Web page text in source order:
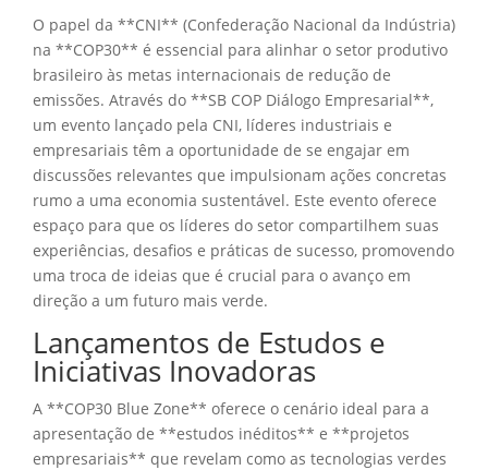
O papel da **CNI** (Confederação Nacional da Indústria)
na **COP30** é essencial para alinhar o setor produtivo
brasileiro às metas internacionais de redução de
emissões. Através do **SB COP Diálogo Empresarial**,
um evento lançado pela CNI, líderes industriais e
empresariais têm a oportunidade de se engajar em
discussões relevantes que impulsionam ações concretas
rumo a uma economia sustentável. Este evento oferece
espaço para que os líderes do setor compartilhem suas
experiências, desafios e práticas de sucesso, promovendo
uma troca de ideias que é crucial para o avanço em
direção a um futuro mais verde.
Lançamentos de Estudos e
Iniciativas Inovadoras
A **COP30 Blue Zone** oferece o cenário ideal para a
apresentação de **estudos inéditos** e **projetos
empresariais** que revelam como as tecnologias verdes